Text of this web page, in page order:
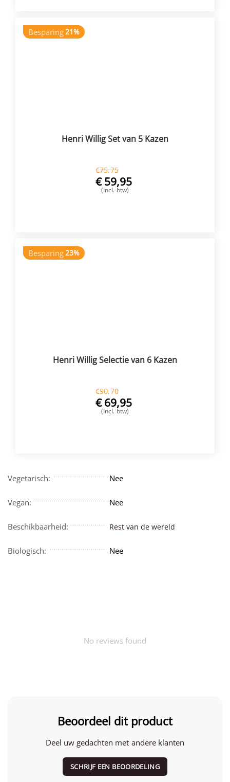
Besparing21%
Henri Willig Set van 5 Kazen
€75,75
€59,95
(Incl. btw)
Besparing23%
Henri Willig Selectie van 6 Kazen
€90,70
€69,95
(Incl. btw)
Vegetarisch: Nee
Vegan: Nee
Beschikbaarheid: Rest van de wereld
Biologisch: Nee
No reviews found
Beoordeel dit product
Deel uw gedachten met andere klanten
SCHRIJF EEN BEOORDELING